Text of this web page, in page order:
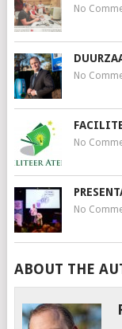
No
No
No
No
ABOUT THE